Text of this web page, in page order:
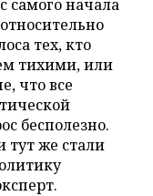
самого начала
тех, кто
тихими, или
что все
бесполезно.
тут же стали